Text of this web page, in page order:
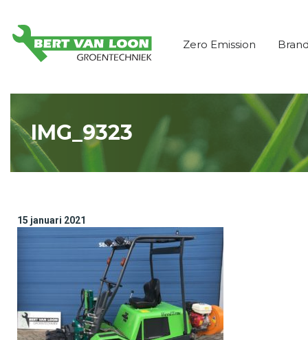
Zero Emission
IMG_9323
15 januari 2021